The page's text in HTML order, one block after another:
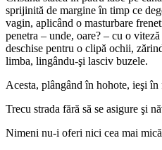
sprijinită de margine în timp ce
vagin, aplicând o masturbare
penetra – unde, oare? – cu o
deschise pentru o clipă ochii,
limba, lingându-şi lasciv buzele.
Acesta, plângând în hohote, ieşi
Trecu strada fără să se asigure şi
Nimeni nu-i oferi nici cea mai